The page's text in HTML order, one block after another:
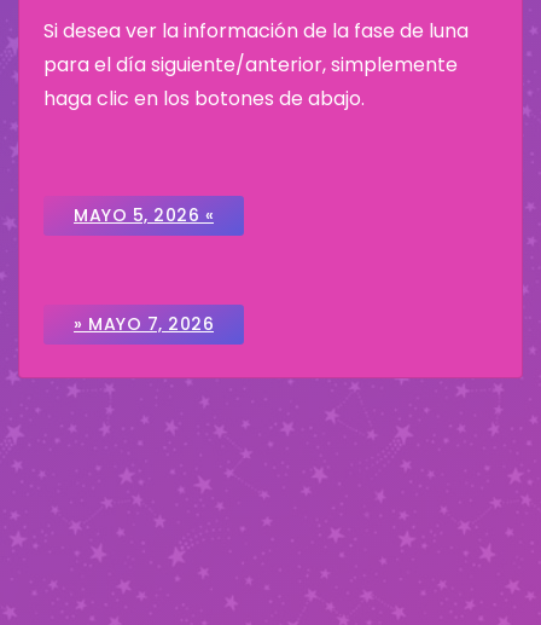
Si desea ver la información de la fase de luna
para el día siguiente/anterior, simplemente
haga clic en los botones de abajo.
MAYO 5, 2026 «
» MAYO 7, 2026